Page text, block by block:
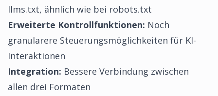
llms.txt, ähnlich wie bei robots.txt
Erweiterte Kontrollfunktionen: Noch
granularere Steuerungsmöglichkeiten für KI-
Interaktionen
Integration: Bessere Verbindung zwischen
allen drei Formaten